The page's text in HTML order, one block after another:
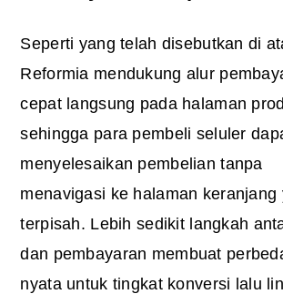
Seperti yang telah disebutkan di
Reformia mendukung alur
cepat langsung pada halaman
sehingga para pembeli seluler
menyelesaikan pembelian tanpa
menavigasi ke halaman keranjang
terpisah. Lebih sedikit langkah
dan pembayaran membuat
nyata untuk tingkat konversi lalu